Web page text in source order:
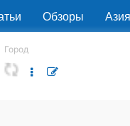
Обзоры Азия
Город